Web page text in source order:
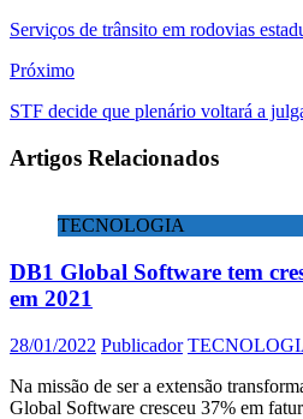
Serviços de trânsito em rodovias
Próximo
STF decide que plenário voltará a
Artigos Relacionados
TECNOLOGIA
DB1 Global Software tem
em 2021
28/01/2022 Publicador
Na missão de ser a extensão
Global Software cresceu 37% em